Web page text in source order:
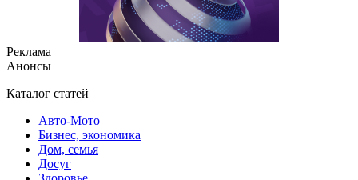
Реклама
Анонсы
Каталог статей
Авто-Мото
Бизнес, экономика
Дом, семья
Досуг